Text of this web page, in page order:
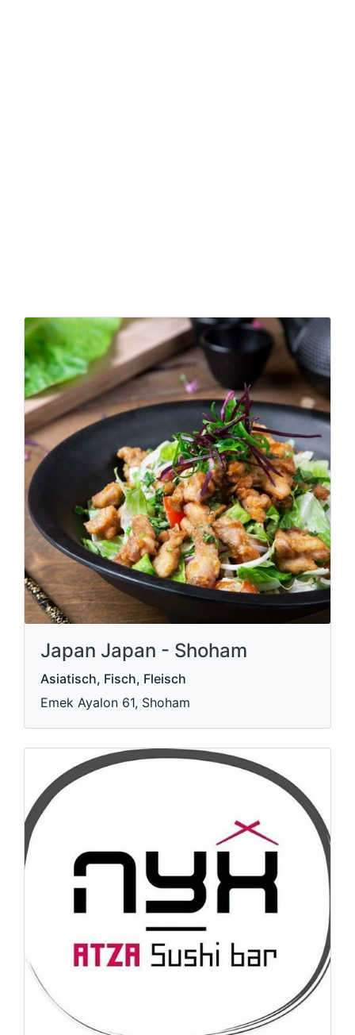
Japan Japan - Shoham
Asiatisch, Fisch, Fleisch
Emek Ayalon 61, Shoham